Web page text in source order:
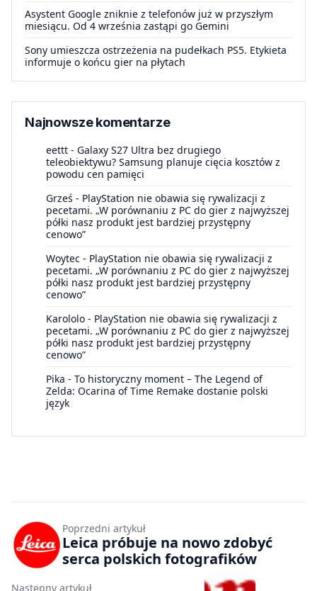
Asystent Google zniknie z telefonów już w przyszłym
miesiącu. Od 4 września zastąpi go Gemini
Sony umieszcza ostrzeżenia na pudełkach PS5. Etykieta
informuje o końcu gier na płytach
Najnowsze komentarze
eettt - Galaxy S27 Ultra bez drugiego
teleobiektywu? Samsung planuje cięcia kosztów z
powodu cen pamięci
Grześ - PlayStation nie obawia się rywalizacji z
pecetami. „W porównaniu z PC do gier z najwyższej
półki nasz produkt jest bardziej przystępny
cenowo”
Woytec - PlayStation nie obawia się rywalizacji z
pecetami. „W porównaniu z PC do gier z najwyższej
półki nasz produkt jest bardziej przystępny
cenowo”
Karololo - PlayStation nie obawia się rywalizacji z
pecetami. „W porównaniu z PC do gier z najwyższej
półki nasz produkt jest bardziej przystępny
cenowo”
Pika - To historyczny moment – The Legend of
Zelda: Ocarina of Time Remake dostanie polski
język
Poprzedni artykuł
Leica próbuje na nowo zdobyć
serca polskich fotografików
Następny artykuł